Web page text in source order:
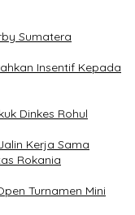
Sumatera
Insentif Kepada
Dinkes Rohul
Kerja Sama
Rokania
Turnamen Mini